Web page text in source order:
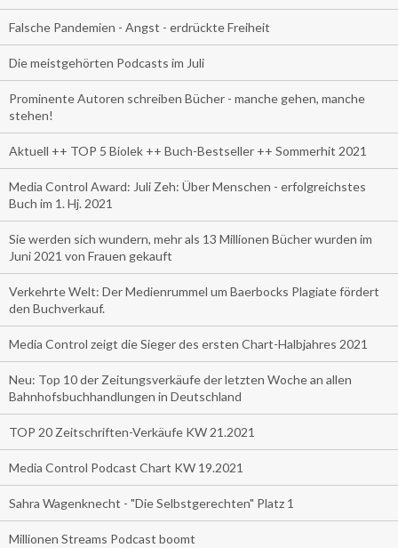
Falsche Pandemien - Angst - erdrückte Freiheit
Die meistgehörten Podcasts im Juli
Prominente Autoren schreiben Bücher - manche gehen, manche
stehen!
Aktuell ++ TOP 5 Biolek ++ Buch-Bestseller ++ Sommerhit 2021
Media Control Award: Juli Zeh: Über Menschen - erfolgreichstes
Buch im 1. Hj. 2021
Sie werden sich wundern, mehr als 13 Millionen Bücher wurden im
Juni 2021 von Frauen gekauft
Verkehrte Welt: Der Medienrummel um Baerbocks Plagiate fördert
den Buchverkauf.
Media Control zeigt die Sieger des ersten Chart-Halbjahres 2021
Neu: Top 10 der Zeitungsverkäufe der letzten Woche an allen
Bahnhofsbuchhandlungen in Deutschland
TOP 20 Zeitschriften-Verkäufe KW 21.2021
Media Control Podcast Chart KW 19.2021
Sahra Wagenknecht - "Die Selbstgerechten" Platz 1
Millionen Streams Podcast boomt